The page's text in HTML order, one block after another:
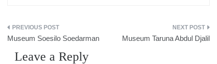
Post
navigation
Museum Soesilo Soedarman Museum Taruna Abdul Djalil
Leave a Reply